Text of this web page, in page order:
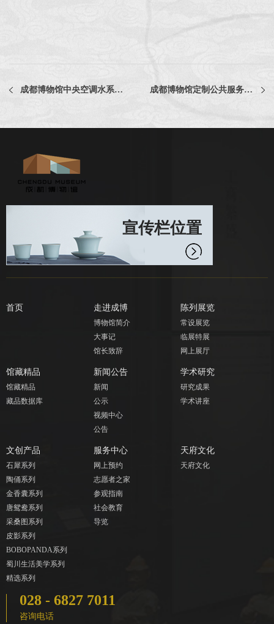
成都博物馆中央空调水系统清洗服务项目中选公告 成都博物馆定制公共服务器材采购项目评选公告
宣传栏位置
首页 走进成博
博物馆简介
大事记
馆长致辞
陈列展览
常设展览
临展特展
网上展厅
馆藏精品
馆藏精品
藏品数据库
新闻公告
新闻
公示
视频中心
公告
学术研究
研究成果
学术讲座
文创产品
石犀系列
陶俑系列
金香囊系列
唐鸳鸯系列
采桑图系列
皮影系列
BOBOPANDA系列
蜀川生活美学系列
精选系列
服务中心
网上预约
志愿者之家
参观指南
社会教育
导览
天府文化
天府文化
028 - 6827 7011
咨询电话